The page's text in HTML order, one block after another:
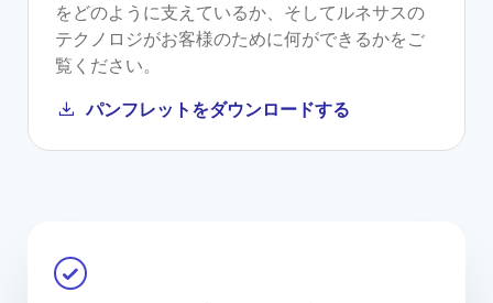
をどのように支えているか、そしてルネサスの
テクノロジがお客様のために何ができるかをご
覧ください。
パンフレットをダウンロードする